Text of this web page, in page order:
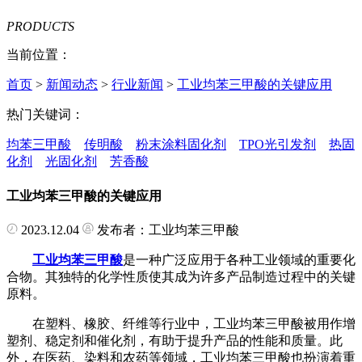
PRODUCTS
当前位置：
首页 > 新闻动态 > 行业新闻 > 工业均苯三甲酸的关键应用
热门关键词：
均苯三甲酸 传明酸 粉末涂料固化剂 TPO光引发剂
热固
化剂
光固化剂 芳香酸
工业均苯三甲酸的关键应用
2023.12.04 发布者：工业均苯三甲酸
工业均苯三甲酸是一种广泛应用于各种工业领域的重要化
合物。其独特的化学性质使其成为许多产品制造过程中的关键
原料。
在塑料、橡胶、纤维等行业中，工业均苯三甲酸被用作增
塑剂、稳定剂和催化剂，有助于提升产品的性能和质量。此
外，在医药、染料和农药等领域，工业均苯三甲酸也扮演着重